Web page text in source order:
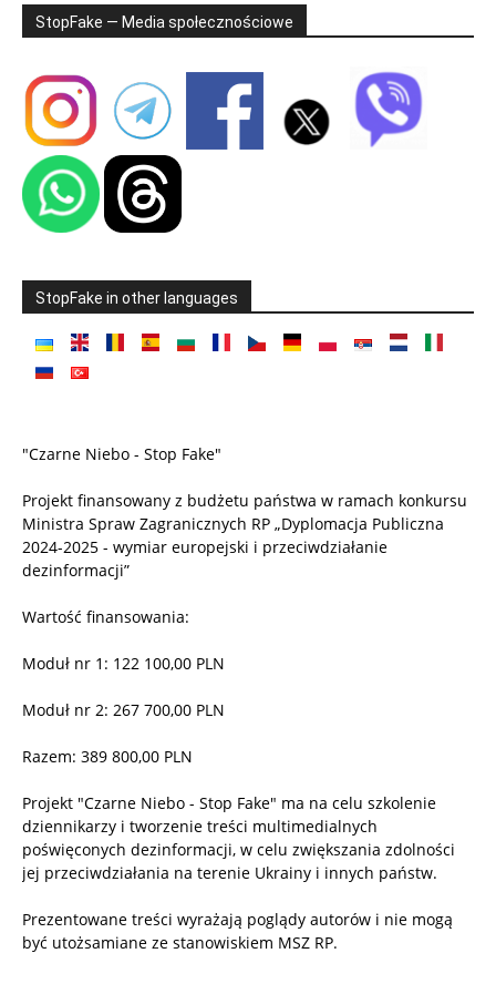
StopFake — Media społecznościowe
StopFake in other languages
"Czarne Niebo - Stop Fake"
Projekt finansowany z budżetu państwa w ramach konkursu
Ministra Spraw Zagranicznych RP „Dyplomacja Publiczna
2024-2025 - wymiar europejski i przeciwdziałanie
dezinformacji”
Wartość finansowania:
Moduł nr 1: 122 100,00 PLN
Moduł nr 2: 267 700,00 PLN
Razem: 389 800,00 PLN
Projekt "Czarne Niebo - Stop Fake" ma na celu szkolenie
dziennikarzy i tworzenie treści multimedialnych
poświęconych dezinformacji, w celu zwiększania zdolności
jej przeciwdziałania na terenie Ukrainy i innych państw.
Prezentowane treści wyrażają poglądy autorów i nie mogą
być utożsamiane ze stanowiskiem MSZ RP.